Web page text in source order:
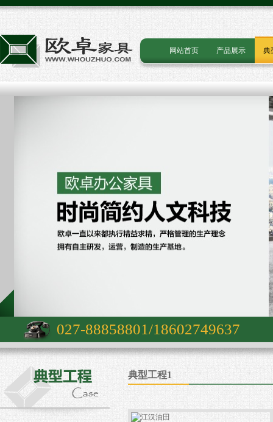
网站首页 产品展示 典
027-88858801/18602749637
典型工程1